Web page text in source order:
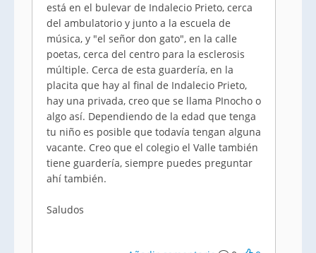
está en el bulevar de Indalecio Prieto, cerca
del ambulatorio y junto a la escuela de
música, y "el señor don gato", en la calle
poetas, cerca del centro para la esclerosis
múltiple. Cerca de esta guardería, en la
placita que hay al final de Indalecio Prieto,
hay una privada, creo que se llama PInocho o
algo así. Dependiendo de la edad que tenga
tu niño es posible que todavía tengan alguna
vacante. Creo que el colegio el Valle también
tiene guardería, siempre puedes preguntar
ahí también.
Saludos